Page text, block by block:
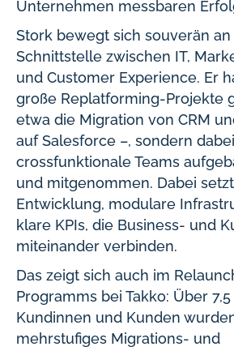
Unternehmen messbaren
Stork bewegt sich souverän
Schnittstelle zwischen IT,
und Customer Experience. Er
große Replatforming-Projekte
etwa die Migration von CRM
auf Salesforce –, sondern
crossfunktionale Teams
und mitgenommen. Dabei
Entwicklung, modulare
klare KPIs, die Business- und
miteinander verbinden.
Das zeigt sich auch im
Programms bei Takko: Über
Kundinnen und Kunden
mehrstufiges Migrations- und